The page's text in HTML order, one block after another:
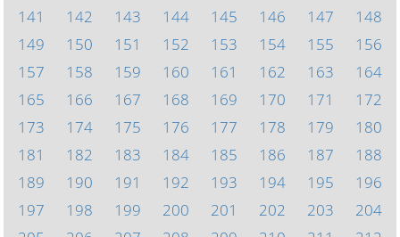
141
142 143 144 145 146 147
148
149
150 151 152 153 154 155
156
157
158 159 160 161 162 163
164
165
166 167 168 169 170 171
172
173
174 175 176 177 178 179
180
181
182 183 184 185 186 187
188
189
190 191 192 193 194 195
196
197
198 199 200 201 202 203
204